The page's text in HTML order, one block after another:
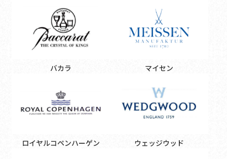
バカラ マイセン
ロイヤルコペンハーゲン ウェッジウッド